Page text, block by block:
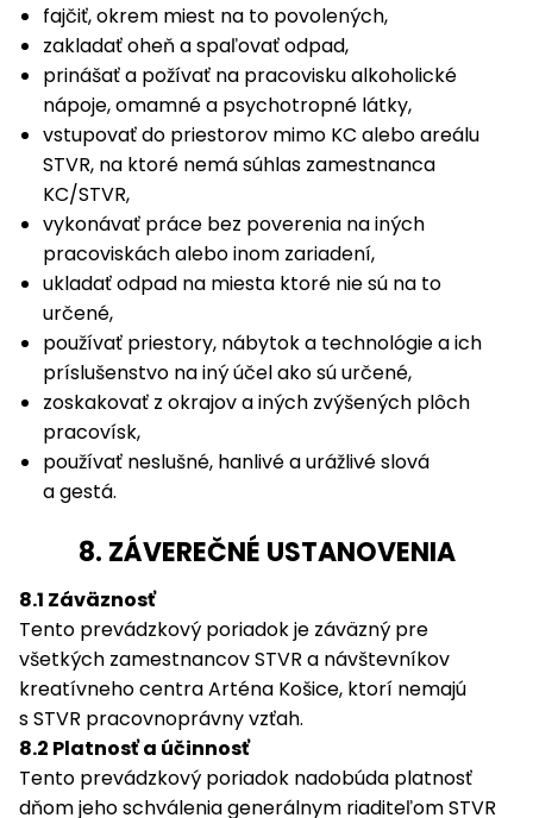
fajčiť, okrem miest na to povolených,
zakladať oheň a spaľovať odpad,
prinášať a požívať na pracovisku alkoholické
nápoje, omamné a psychotropné látky,
vstupovať do priestorov mimo KC alebo areálu
STVR, na ktoré nemá súhlas zamestnanca
KC/STVR,
vykonávať práce bez poverenia na iných
pracoviskách alebo inom zariadení,
ukladať odpad na miesta ktoré nie sú na to
určené,
používať priestory, nábytok a technológie a ich
príslušenstvo na iný účel ako sú určené,
zoskakovať z okrajov a iných zvýšených plôch
pracovísk,
používať neslušné, hanlivé a urážlivé slová
a gestá.
8. ZÁVEREČNÉ USTANOVENIA
8.1 Záväznosť
Tento prevádzkový poriadok je záväzný pre
všetkých zamestnancov STVR a návštevníkov
kreatívneho centra Arténa Košice, ktorí nemajú
s STVR pracovnoprávny vzťah.
8.2 Platnosť a účinnosť
Tento prevádzkový poriadok nadobúda platnosť
dňom jeho schválenia generálnym riaditeľom STVR